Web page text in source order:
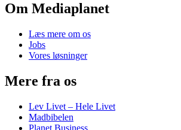
Om Mediaplanet
Læs mere om os
Jobs
Vores løsninger
Mere fra os
Lev Livet – Hele Livet
Madbibelen
Planet Business